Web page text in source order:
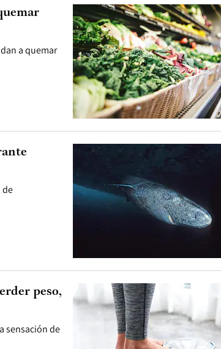
a quemar
de
sensación de
peso,